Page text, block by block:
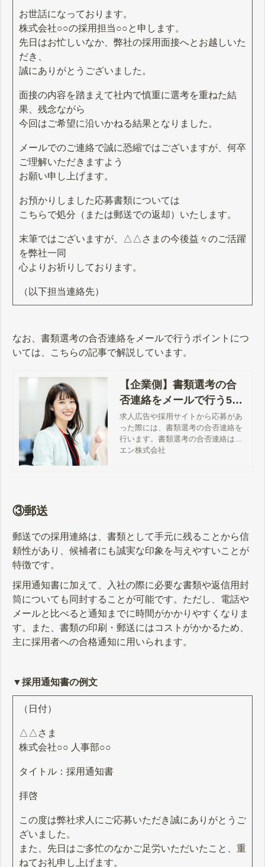
お世話になっております。
株式会社○○の採用担当○○と申します。
先日はお忙しいなか、弊社の採用面接へとお越しいた
だき、
誠にありがとうございました。
面接の内容を踏まえて社内で慎重に選考を重ねた結
果、残念ながら
今回はご希望に沿いかねる結果となりました。
メールでのご連絡で誠に恐縮ではございますが、何卒
ご理解いただきますよう
お願い申し上げます。
お預かりしました応募書類については
こちらで処分（または郵送での返却）いたします。
末筆ではございますが、△△さまの今後益々のご活躍
を弊社一同
心よりお祈りしております。
（以下担当連絡先）
なお、書類選考の合否連絡をメールで行うポイントにつ
いては、こちらの記事で解説しています。
【企業側】書類選考の合
否連絡をメールで行う5つ
のポイント
求人広告や採用サイトから応募があ
った際には、書類選考の合否連絡を
行います。書類選考の合否連絡は、
合格者の意欲を醸成して次の選考へ
す。
エン株式会社
③郵送
郵送での採用連絡は、書類として手元に残ることから信
頼性があり、候補者にも誠実な印象を与えやすいことが
特徴です。
採用通知書に加えて、入社の際に必要な書類や返信用封
筒についても同封することが可能です。ただし、電話や
メールと比べると通知までに時間がかかりやすくなりま
す。また、書類の印刷・郵送にはコストがかかるため、
主に採用者への合格通知に用いられます。
▼採用通知書の例文
（日付）
△△さま
株式会社○○ 人事部○○
タイトル：採用通知書
拝啓
この度は弊社求人にご応募いただき誠にありがとうご
ざいました。
また、先日はご多忙のなかご足労いただいたこと、重
ねてお礼申し上げます。